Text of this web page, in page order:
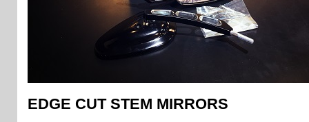
EDGE CUT STEM MIRRORS